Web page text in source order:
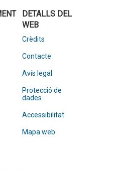
DETALLS DEL
WEB
Crèdits
Contacte
Avís legal
Protecció de
dades
Accessibilitat
Mapa web